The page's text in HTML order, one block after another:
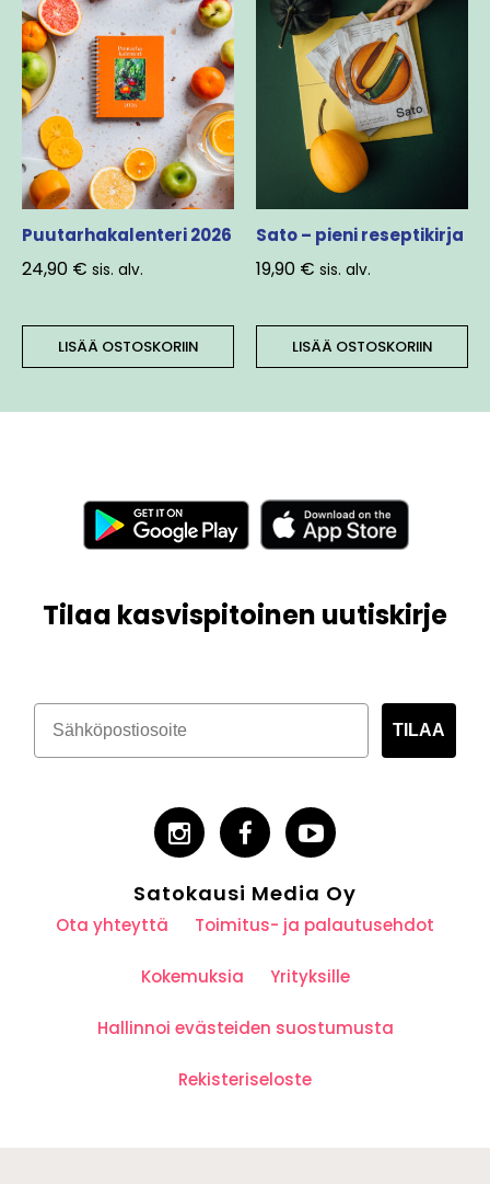
Puutarhakalenteri 2026
24,90 € sis. alv.
LISÄÄ OSTOSKORIIN
Sato – pieni reseptikirja
19,90 € sis. alv.
LISÄÄ OSTOSKORIIN
Tilaa kasvispitoinen uutiskirje
TILAA
Satokausi Media Oy
Ota yhteyttä Toimitus- ja palautusehdot
Kokemuksia Yrityksille
Hallinnoi evästeiden suostumusta
Rekisteriseloste